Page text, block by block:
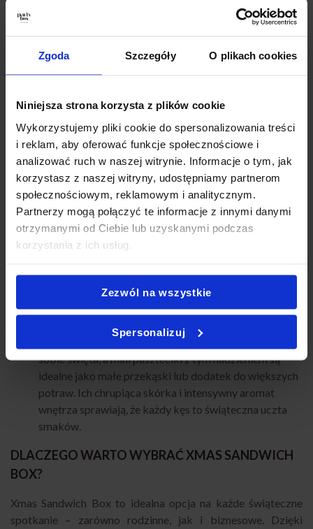
Zgoda Szczegóły O plikach cookies
Niniejsza strona korzysta z plików cookie
Wykorzystujemy pliki cookie do spersonalizowania treści
i reklam, aby oferować funkcje społecznościowe i
analizować ruch w naszej witrynie. Informacje o tym, jak
korzystasz z naszej witryny, udostępniamy partnerom
społecznościowym, reklamowym i analitycznym.
Partnerzy mogą połączyć te informacje z innymi danymi
otrzymanymi od Ciebie lub uzyskanymi podczas
korzystania z ich usług.
Zezwól na wszystkie
Spersonalizuj
oraz konfiturą, tworząc kanapkę, która przyciąga
wzrok i rozpieszcza kubki smakowe. Jest to doskonały
gdyż prezentuje elegancję i smakowitość w jednym.
Galaretki z kurczakiem
nowoczesnej formie. Każda porcja jest starannie
przygotowana, aby łączyć w sobie delikatność
kurczaka z aromatycznymi przyprawami. Galaretki nie
tylko doskonale smakują, ale również pięknie
prezentują się na stole. Są lekkie, a zarazem pełne
wyrafinowanego smaku, dzięki czemu idealnie pasują
jako przystawka lub delikatna przekąska na
świątecznym stole.
Mini paszteciki z kapustą i grzybami
paszteciki z kapustą i grzybami. Te malutkie, chrupiące
wypieki są wypełnione aromatycznym farszem z
kiszonej kapusty oraz grzybów leśnych, które razem
tworzą smak prawdziwie wigilijny. Kapusta z grzybami
to jeden z tych smaków, bez których trudno wyobrazić
sobie święta, a mini paszteciki z tym nadzieniem są
idealne jako małe przekąski lub dodatek do większych
potraw. Ich chrupiąca skórka i intensywny aromat
wnętrza sprawiają, że każdy kęs to świąteczna uczta
smaków.
DLACZEGO WARTO WYBRAĆ XMAS SANDWICH
BOX?
Xmas Sandwich Box to idealna opcja na każde świąteczne
spotkanie – zarówno rodzinne, jak i biznesowe. Dzięki